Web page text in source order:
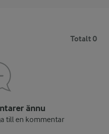
Totalt 0
ännu
till en kommentar